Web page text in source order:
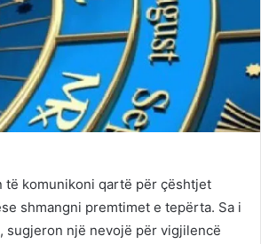
të komunikoni qartë për çështjet
shmangni premtimet e tepërta. Sa i
sugjeron një nevojë për vigjilencë